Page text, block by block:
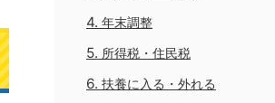
年末調整
所得税・住民税
扶養に入る・外れる